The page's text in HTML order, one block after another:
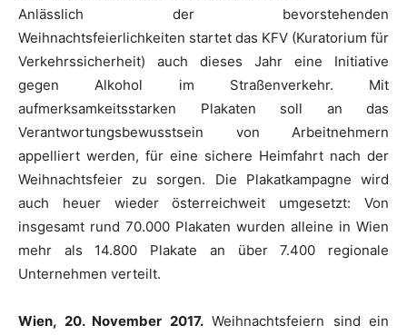
Anlässlich der bevorstehenden
Weihnachtsfeierlichkeiten startet das KFV (Kuratorium für
Verkehrssicherheit) auch dieses Jahr eine Initiative
gegen Alkohol im Straßenverkehr. Mit
aufmerksamkeitsstarken Plakaten soll an das
Verantwortungsbewusstsein von Arbeitnehmern
appelliert werden, für eine sichere Heimfahrt nach der
Weihnachtsfeier zu sorgen. Die Plakatkampagne wird
auch heuer wieder österreichweit umgesetzt: Von
insgesamt rund 70.000 Plakaten wurden alleine in Wien
mehr als 14.800 Plakate an über 7.400 regionale
Unternehmen verteilt.
Wien, 20. November 2017.Weihnachtsfeiern sind ein